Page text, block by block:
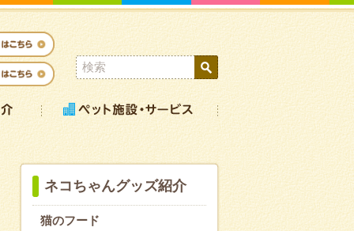
ネコちゃんグッズ紹介
猫のフード